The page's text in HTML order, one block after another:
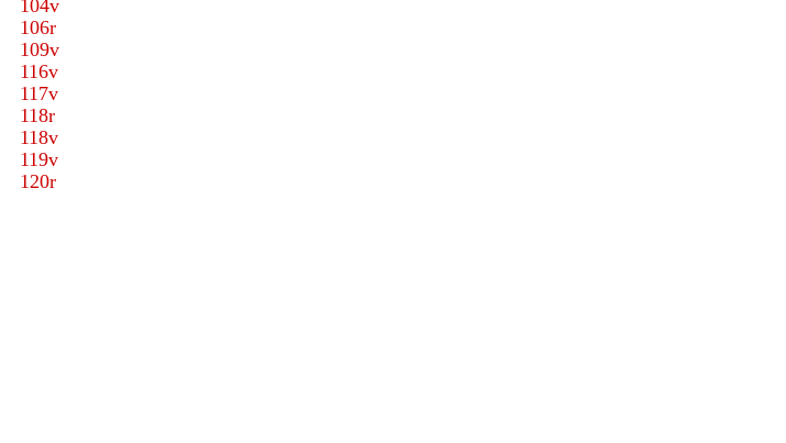
104v
106r
109v
116v
117v
118r
118v
119v
120r